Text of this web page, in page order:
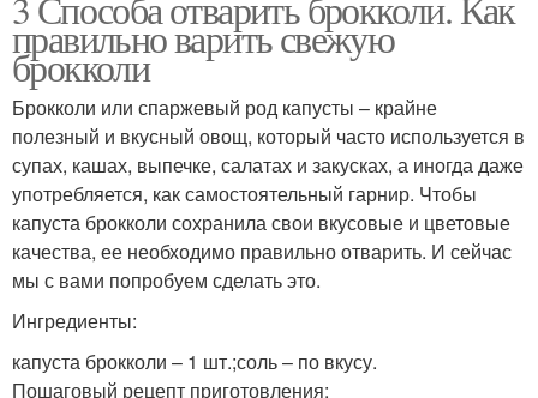
правильно варить свежую
брокколи
Брокколи или спаржевый род капусты – крайне
полезный и вкусный овощ, который часто используется в
супах, кашах, выпечке, салатах и закусках, а иногда даже
употребляется, как самостоятельный гарнир. Чтобы
капуста брокколи сохранила свои вкусовые и цветовые
качества, ее необходимо правильно отварить. И сейчас
мы с вами попробуем сделать это.
Ингредиенты:
капуста брокколи – 1 шт.;соль – по вкусу.
Пошаговый рецепт приготовления: